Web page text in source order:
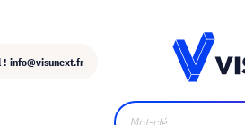
! info@visunext.fr